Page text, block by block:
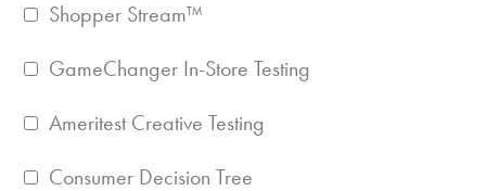
Shopper Stream™
GameChanger In-Store Testing
Ameritest Creative Testing
Consumer Decision Tree